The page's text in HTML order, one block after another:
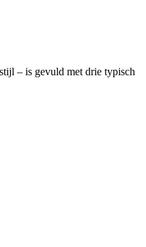
– is gevuld met drie typisch